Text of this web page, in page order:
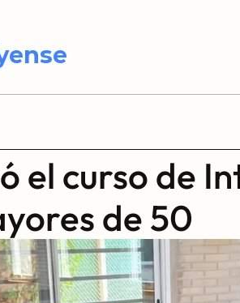
el curso de
de 50